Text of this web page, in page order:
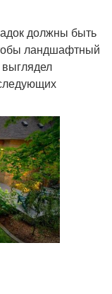
должны быть
ландшафтный